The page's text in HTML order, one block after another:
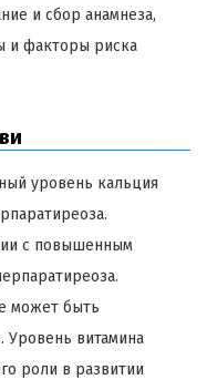
и сбор анамнеза,
и факторы риска
уровень кальция
с повышенным
может быть
Уровень витамина
роли в развитии